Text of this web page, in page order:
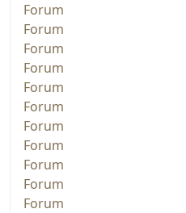
Forum
Forum
Forum
Forum
Forum
Forum
Forum
Forum
Forum
Forum
Forum